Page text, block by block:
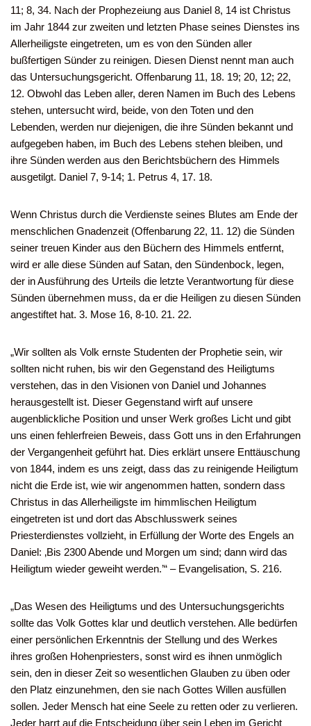
11; 8, 34. Nach der Prophezeiung aus Daniel 8, 14 ist Christus
im Jahr 1844 zur zweiten und letzten Phase seines Dienstes ins
Allerheiligste eingetreten, um es von den Sünden aller
bußfertigen Sünder zu reinigen. Diesen Dienst nennt man auch
das Untersuchungsgericht. Offenbarung 11, 18. 19; 20, 12; 22,
12. Obwohl das Leben aller, deren Namen im Buch des Lebens
stehen, untersucht wird, beide, von den Toten und den
Lebenden, werden nur diejenigen, die ihre Sünden bekannt und
aufgegeben haben, im Buch des Lebens stehen bleiben, und
ihre Sünden werden aus den Berichtsbüchern des Himmels
ausgetilgt. Daniel 7, 9-14; 1. Petrus 4, 17. 18.
Wenn Christus durch die Verdienste seines Blutes am Ende der
menschlichen Gnadenzeit (Offenbarung 22, 11. 12) die Sünden
seiner treuen Kinder aus den Büchern des Himmels entfernt,
wird er alle diese Sünden auf Satan, den Sündenbock, legen,
der in Ausführung des Urteils die letzte Verantwortung für diese
Sünden übernehmen muss, da er die Heiligen zu diesen Sünden
angestiftet hat. 3. Mose 16, 8-10. 21. 22.
„Wir sollten als Volk ernste Studenten der Prophetie sein, wir
sollten nicht ruhen, bis wir den Gegenstand des Heiligtums
verstehen, das in den Visionen von Daniel und Johannes
herausgestellt ist. Dieser Gegenstand wirft auf unsere
augenblickliche Position und unser Werk großes Licht und gibt
uns einen fehlerfreien Beweis, dass Gott uns in den Erfahrungen
der Vergangenheit geführt hat. Dies erklärt unsere Enttäuschung
von 1844, indem es uns zeigt, dass das zu reinigende Heiligtum
nicht die Erde ist, wie wir angenommen hatten, sondern dass
Christus in das Allerheiligste im himmlischen Heiligtum
eingetreten ist und dort das Abschlusswerk seines
Priesterdienstes vollzieht, in Erfüllung der Worte des Engels an
Daniel: ‚Bis 2300 Abende und Morgen um sind; dann wird das
Heiligtum wieder geweiht werden.’“ – Evangelisation, S. 216.
„Das Wesen des Heiligtums und des Untersuchungsgerichts
sollte das Volk Gottes klar und deutlich verstehen. Alle bedürfen
einer persönlichen Erkenntnis der Stellung und des Werkes
ihres großen Hohenpriesters, sonst wird es ihnen unmöglich
sein, den in dieser Zeit so wesentlichen Glauben zu üben oder
den Platz einzunehmen, den sie nach Gottes Willen ausfüllen
sollen. Jeder Mensch hat eine Seele zu retten oder zu verlieren.
Jeder harrt auf die Entscheidung über sein Leben im Gericht